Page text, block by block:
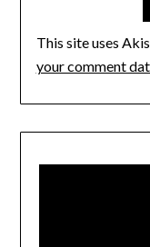
This site uses
your comment